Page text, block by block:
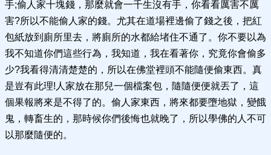
手;偷人家十塊錢，那麼就會一千生沒有手，你看看厲害不厲
害?所以不能偷人家的錢。尤其在道場裡邊偷了錢之後，把紅
包紙放到廁所里去，將廁所的水都給堵住不通了。你不要以為
我不知道你們這些行為，我知道，我在看著你，究竟你會偷多
少?我看得清清楚楚的，所以在佛堂裡頭不能隨便偷東西。真
是豈有此理!人家放在那兒一個檔案包，隨隨便便就丟了，這
個果報將來是不得了的。偷人家東西，將來都要墮地獄，變餓
鬼，轉畜生的，那時候你們後悔也就晚了，所以學佛的人不可
以那麼隨便的。